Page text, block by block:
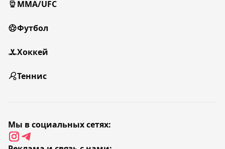
MMA/UFC
Футбол
Хоккей
Теннис
Мы в социальных сетях: